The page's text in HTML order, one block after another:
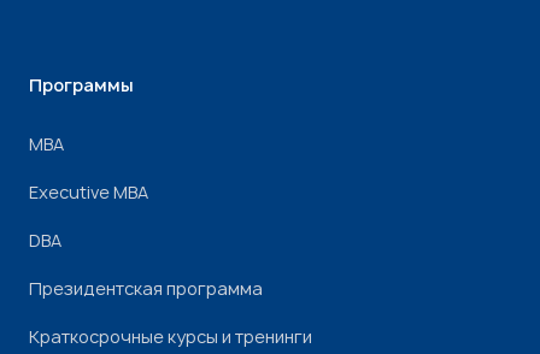
Программы
МВА
Executive MBA
DBA
Президентская программа
Краткосрочные курсы и тренинги